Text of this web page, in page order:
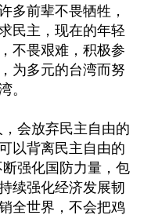
多前辈不畏牺牲，
民主，现在的年轻
不畏艰难，积极参
为多元的台湾而努
。
会放弃民主自由的
以背离民主自由的
强化国防力量，包
续强化经济发展韧
全世界，不会把鸡